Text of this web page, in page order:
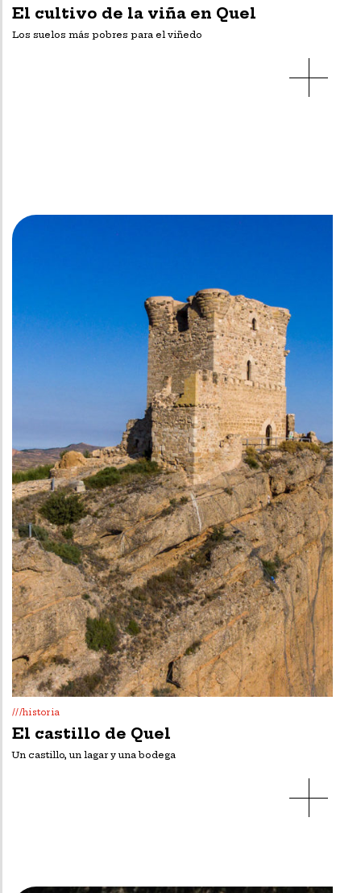
El cultivo de la viña en Quel
Los suelos más pobres para el viñedo
///historia
El castillo de Quel
Un castillo, un lagar y una bodega